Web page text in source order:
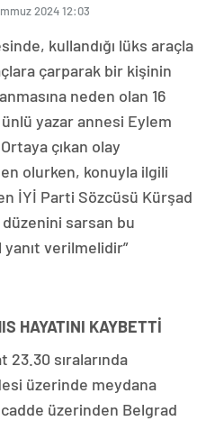
2024 12:03
kullandığı lüks araçla
çarparak bir kişinin
neden olan 16
yazar annesi Eylem
çıkan olay
olurken, konuyla ilgili
İYİ Parti Sözcüsü Kürşad
sarsan bu
verilmelidir”
HAYATINI KAYBETTİ
23.30 sıralarında
üzerinde meydana
üzerinden Belgrad